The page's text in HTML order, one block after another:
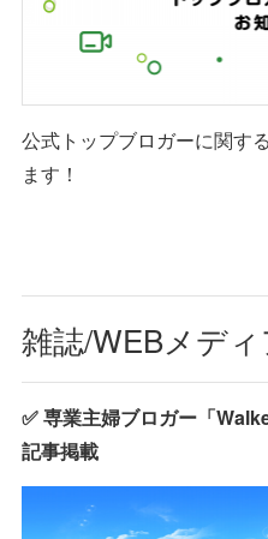
公式トップブロガーに関す
ます！
雑誌/WEBメデ
✅ 専業主婦ブロガー「
記事掲載